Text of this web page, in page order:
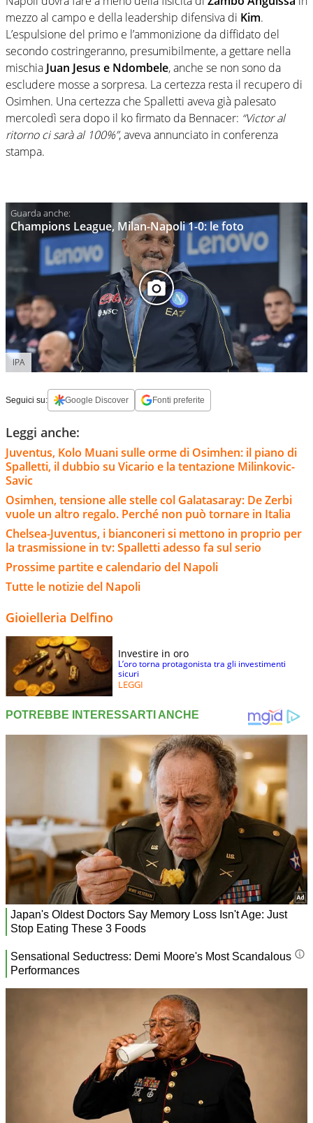
mezzo al campo e della leadership difensiva di Kim.
L’espulsione del primo e l’ammonizione da diffidato del
secondo costringeranno, presumibilmente, a gettare nella
mischia Juan Jesus e Ndombele, anche se non sono da
escludere mosse a sorpresa. La certezza resta il recupero di
Osimhen. Una certezza che Spalletti aveva già palesato
mercoledì sera dopo il ko firmato da Bennacer: “Victor al
ritorno ci sarà al 100%”, aveva annunciato in conferenza
stampa.
Champions League, Milan-Napoli 1-0: le foto
IPA
Seguici su: Google Discover Fonti preferite
Leggi anche:
Juventus, Kolo Muani sulle orme di Osimhen: il piano di
Spalletti, il dubbio su Vicario e la tentazione Milinkovic-
Savic
Osimhen, tensione alle stelle col Galatasaray: De Zerbi
vuole un altro regalo. Perché non può tornare in Italia
Chelsea-Juventus, i bianconeri si mettono in proprio per
la trasmissione in tv: Spalletti adesso fa sul serio
Prossime partite e calendario del Napoli
Tutte le notizie del Napoli
Gioielleria Delfino
Investire in oro
L’oro torna protagonista tra gli investimenti
sicuri
LEGGI